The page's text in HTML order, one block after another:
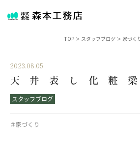
TOP > スタッフブログ > 家づく
2023.08.05
天 井 表 し 化 粧 梁
スタッフブログ
＃家づくり